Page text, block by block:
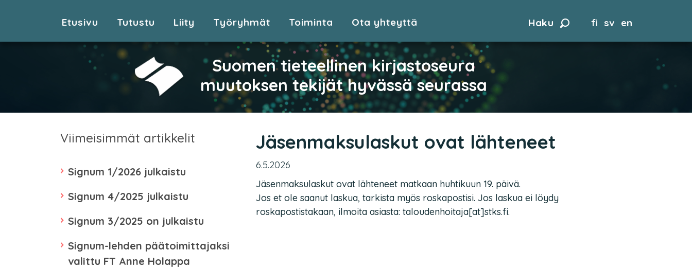
Etusivu Tutustu Liity Työryhmät Toiminta Ota yhteyttä Haku fi sv en
Suomen tieteellinen kirjastoseura
muutoksen tekijät hyvässä seurassa
Viimeisimmät artikkelit
Signum 1/2026 julkaistu
Signum 4/2025 julkaistu
Signum 3/2025 on julkaistu
Signum-lehden päätoimittajaksi
valittu FT Anne Holappa
Jäsenmaksulaskut ovat lähteneet
6.5.2026
Jäsenmaksulaskut ovat lähteneet matkaan huhtikuun 19. päivä.
Jos et ole saanut laskua, tarkista myös roskapostisi. Jos laskua ei löydy
roskapostistakaan, ilmoita asiasta: taloudenhoitaja[at]stks.fi.